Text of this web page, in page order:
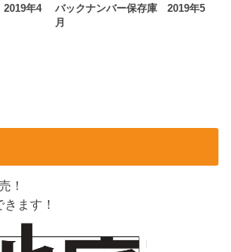
年4
バックナンバー保存庫 2019年5
月
！
ます！